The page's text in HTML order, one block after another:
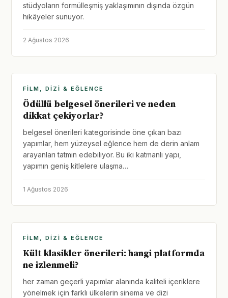
stüdyoların formülleşmiş yaklaşımının dışında özgün
hikâyeler sunuyor.
2 Ağustos 2026
FILM, DIZI & EĞLENCE
Ödüllü belgesel önerileri ve neden
dikkat çekiyorlar?
belgesel önerileri kategorisinde öne çıkan bazı
yapımlar, hem yüzeysel eğlence hem de derin anlam
arayanları tatmin edebiliyor. Bu iki katmanlı yapı,
yapımın geniş kitlelere ulaşma…
1 Ağustos 2026
FILM, DIZI & EĞLENCE
Kült klasikler önerileri: hangi platformda
ne izlenmeli?
her zaman geçerli yapımlar alanında kaliteli içeriklere
yönelmek için farklı ülkelerin sinema ve dizi